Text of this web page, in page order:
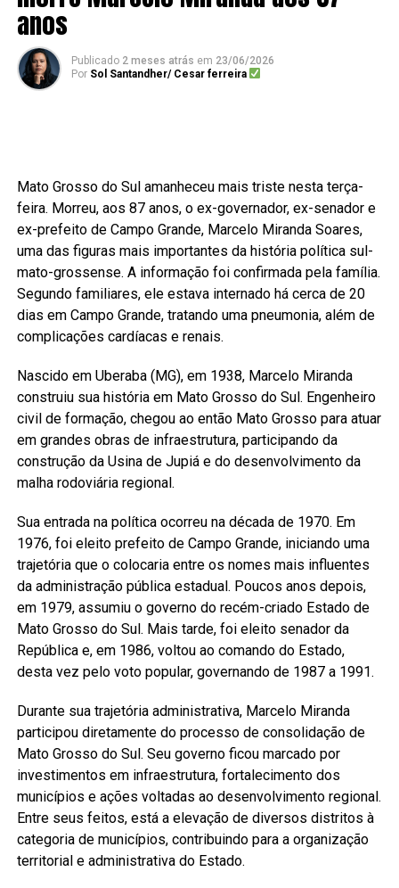
anos
Publicado 2 meses atrás em 23/06/2026
Por Sol Santandher/ Cesar ferreira
Mato Grosso do Sul amanheceu mais triste nesta terça-
feira. Morreu, aos 87 anos, o ex-governador, ex-senador e
ex-prefeito de Campo Grande, Marcelo Miranda Soares,
uma das figuras mais importantes da história política sul-
mato-grossense. A informação foi confirmada pela família.
Segundo familiares, ele estava internado há cerca de 20
dias em Campo Grande, tratando uma pneumonia, além de
complicações cardíacas e renais.
Nascido em Uberaba (MG), em 1938, Marcelo Miranda
construiu sua história em Mato Grosso do Sul. Engenheiro
civil de formação, chegou ao então Mato Grosso para atuar
em grandes obras de infraestrutura, participando da
construção da Usina de Jupiá e do desenvolvimento da
malha rodoviária regional.
Sua entrada na política ocorreu na década de 1970. Em
1976, foi eleito prefeito de Campo Grande, iniciando uma
trajetória que o colocaria entre os nomes mais influentes
da administração pública estadual. Poucos anos depois,
em 1979, assumiu o governo do recém-criado Estado de
Mato Grosso do Sul. Mais tarde, foi eleito senador da
República e, em 1986, voltou ao comando do Estado,
desta vez pelo voto popular, governando de 1987 a 1991.
Durante sua trajetória administrativa, Marcelo Miranda
participou diretamente do processo de consolidação de
Mato Grosso do Sul. Seu governo ficou marcado por
investimentos em infraestrutura, fortalecimento dos
municípios e ações voltadas ao desenvolvimento regional.
Entre seus feitos, está a elevação de diversos distritos à
categoria de municípios, contribuindo para a organização
territorial e administrativa do Estado.